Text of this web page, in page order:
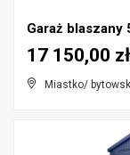
Garaż blaszany
Miastko/
17 150,00 zł